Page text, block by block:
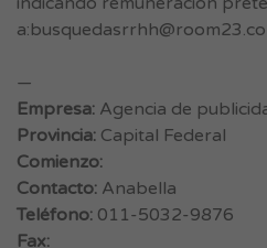
a:
—
Empresa: Agencia de
Provincia: Capital Federal
Comienzo:
Contacto: Anabella
Teléfono: 011-5032-9876
Fax: